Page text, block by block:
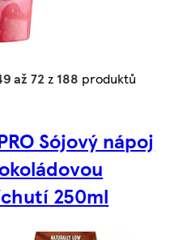
až 72 z 188 produktů
Sójový nápoj
250ml